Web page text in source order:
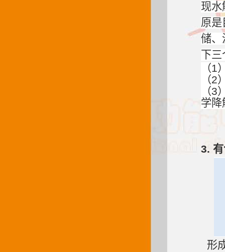
现水
原是
储、
下三
（
（2
（
学降
3.
形